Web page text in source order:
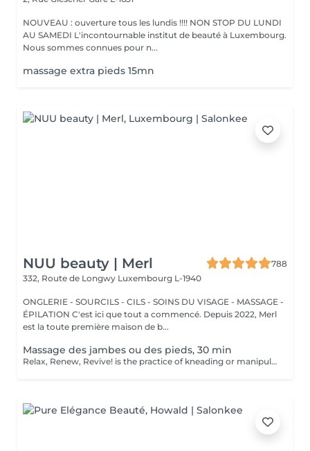
NOUVEAU : ouverture tous les lundis !!!! NON STOP DU LUNDI
AU SAMEDI L'incontournable institut de beauté à Luxembourg.
Nous sommes connues pour n...
massage extra pieds 15mn
NUU beauty | Merl
788
332, Route de Longwy Luxembourg L-1940
ONGLERIE - SOURCILS - CILS - SOINS DU VISAGE - MASSAGE -
ÉPILATION C'est ici que tout a commencé. Depuis 2022, Merl
est la toute première maison de b...
Massage des jambes ou des pieds, 30 min
Relax, Renew, Revive! is the practice of kneading or manipulating a person's muscles and other soft-tissue in order to reduce stress, reduce muscle pain, increase relaxation and improve the work of the immune system. Benefits of getting legs or feet massage: - reduces stress - relaxing - improves blood circulation - improves body immune system How is massage legs or feet done? - feet and legs are massaged Age restrictions: there are no age restrictions for this procedure. Post procedure recommendations: do not do sport and any sharp movements for 2-3 hours after the procedure. Frequency: 1-2 times per week, 10 times in total. Repeat once in 3-6 months.